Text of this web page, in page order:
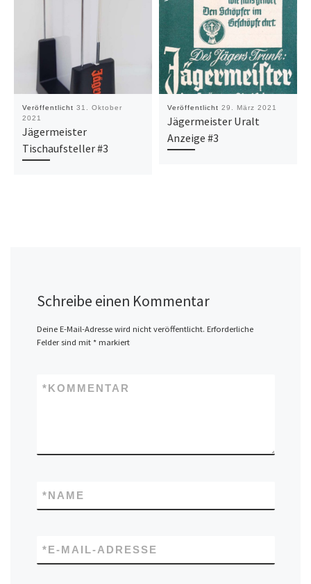
Veröffentlicht 31. Oktober
2021
Jägermeister
Tischaufsteller #3
Veröffentlicht 29. März 2021
Jägermeister Uralt
Anzeige #3
Schreibe einen Kommentar
Deine E-Mail-Adresse wird nicht veröffentlicht. Erforderliche
Felder sind mit *markiert
KOMMENTAR
*
NAME
*
E-MAIL-ADRESSE
*